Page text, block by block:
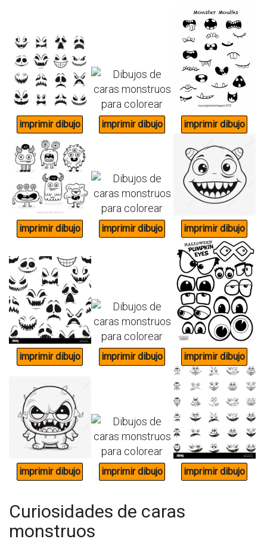
Curiosidades de caras
monstruos